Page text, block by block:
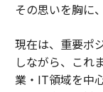
その思いを胸に
現在は、重要ポ
しながら、これ
業・IT領域を中